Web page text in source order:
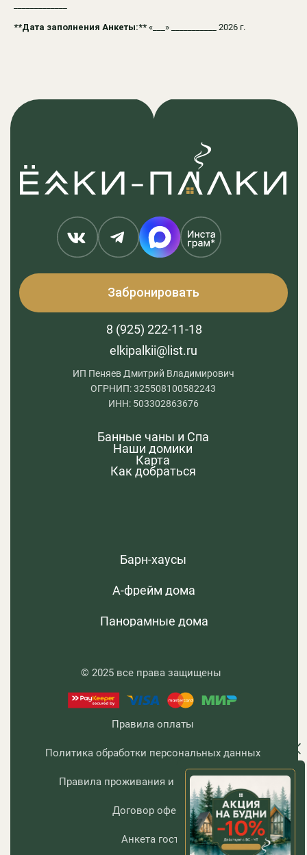
Обратный звонок
Забронировать
**Дата заполнения Анкеты:** «___» ___________ 2026 г.
© 2025 все права защищены
Правила проживания и бронирования
*принадлежит Meta, деятельность которой запрещена в
РФ